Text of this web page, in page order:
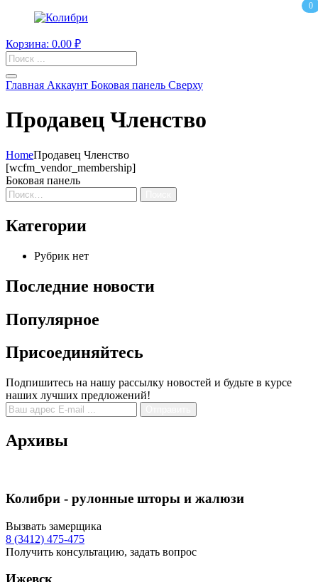
0
Корзина: 0.00 ₽
Поиск
товаров
Главная Аккаунт Боковая панель Сверху
Продавец Членство
HomeПродавец Членство
[wcfm_vendor_membership]
Боковая панель
Категории
Рубрик нет
Последние новости
Популярное
Присоединяйтесь
Подпишитесь на нашу рассылку новостей и будьте в курсе
наших лучших предложений!
Архивы
Колибри - рулонные шторы и жалюзи
Вызвать замерщика
8 (3412) 475-475
Получить консультацию, задать вопрос
Ижевск